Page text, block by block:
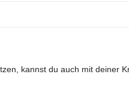
kannst du auch mit deiner